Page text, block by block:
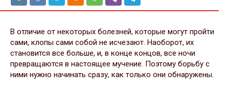
В отличие от некоторых болезней, которые могут пройти
сами, клопы сами собой не исчезают. Наоборот, их
становится все больше, и, в конце концов, все ночи
превращаются в настоящее мучение. Поэтому борьбу с
ними нужно начинать сразу, как только они обнаружены.